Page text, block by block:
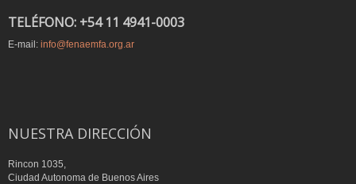
TELÉFONO: +54 11 4941-0003
E-mail: info@fenaemfa.org.ar
NUESTRA DIRECCIÓN
Rincon 1035,
Ciudad Autonoma de Buenos Aires